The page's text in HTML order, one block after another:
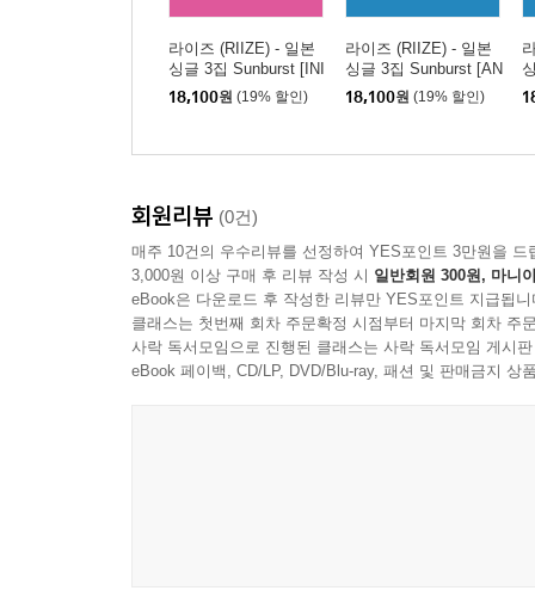
라이즈 (RIIZE) - 일본
싱글 3집 Sunburst [INI
TIAL PRESS]
18,100원 (19% 할인)
라이즈 (RIIZE) - 일본
싱글 3집 Sunburst [AN
TON Ver.]
18,100원 (19% 할인)
회원리뷰 (0건)
매주 10건의 우수리뷰를 선정하여 YES포인트 3만원을 드
3,000원 이상 구매 후 리뷰 작성 시 일반회원 300원, 마니
eBook은 다운로드 후 작성한 리뷰만 YES포인트 지급됩니
클래스는 첫번째 회차 주문확정 시점부터 마지막 회차 주
사락 독서모임으로 진행된 클래스는 사락 독서모임 게시
eBook 페이백, CD/LP, DVD/Blu-ray, 패션 및 판매금지 상